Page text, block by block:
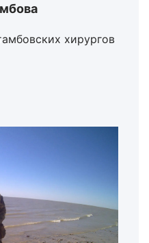
хирургов